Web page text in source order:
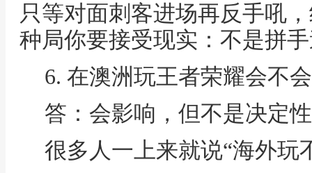
只等对面刺客进场再反手吼
种局你要接受现实：不是拼
6. 在澳洲玩王者荣耀会不
答：会影响，但不是决定
很多人一上来就说“海外玩